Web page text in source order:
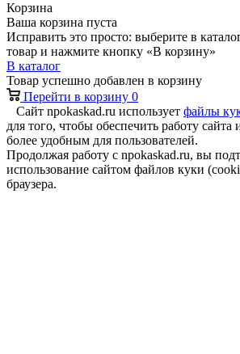
Корзина
Ваша корзина пуста
Исправить это просто: выберите в
товар и нажмите кнопку «В корзину»
В каталог
Товар успешно добавлен в корзину
Перейти в корзину 0
Сайт npokaskad.ru использует файлы
для того, чтобы обеспечить работу сайта
более удобным для пользователей.
Продолжая работу с npokaskad.ru, вы
использование сайтом файлов куки
браузера.